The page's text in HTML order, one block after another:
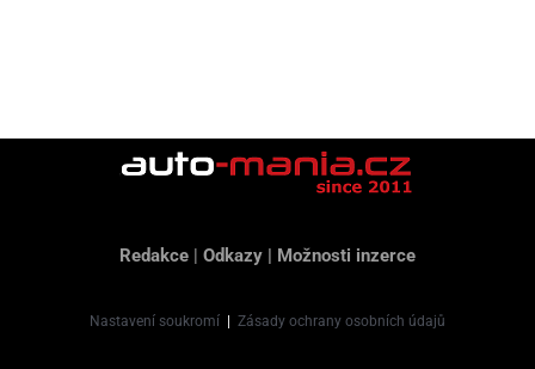
Redakce | Odkazy | Možnosti inzerce
Nastavení soukromí Zásady ochrany osobních údajů